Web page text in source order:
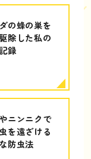
の蜂の巣を
除した私の
録
ニンニクで
を遠ざける
防虫法